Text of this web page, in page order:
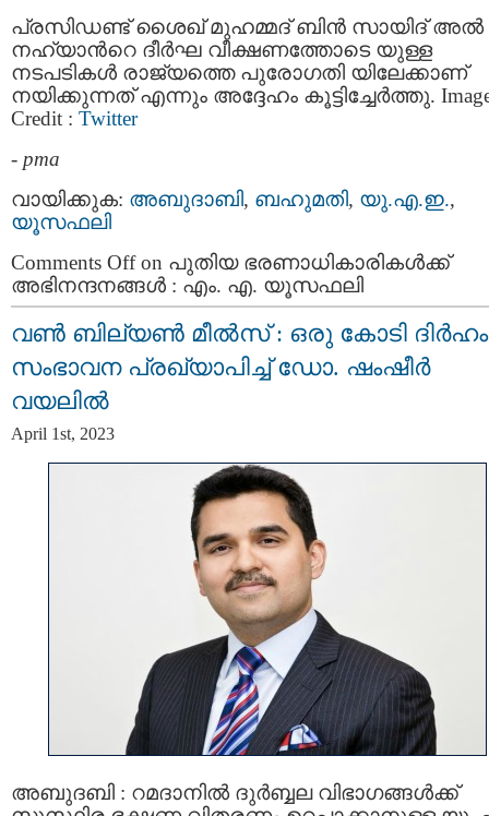
പ്രസിഡണ്ട് ശൈഖ് മുഹമ്മദ് ബിന്‍ സായിദ് അല്‍
നഹ്യാന്‍റെ ദീര്‍ഘ വീക്ഷണത്തോടെ യുള്ള
നടപടികള്‍ രാജ്യത്തെ പുരോഗതി യിലേക്കാണ്
നയിക്കുന്നത് എന്നും അദ്ദേഹം കൂട്ടിച്ചേര്‍ത്തു.
Credit : Twitter
- pma
വായിക്കുക: അബുദാബി, ബഹുമതി, യു.എ.ഇ.,
യൂസഫലി
Comments Offon പുതിയ ഭരണാധികാരികള്‍ക്ക്
അഭിനന്ദനങ്ങള്‍ : എം. എ. യൂസഫലി
വൺ ബില്യൺ മീൽസ് : ഒരു കോടി ദിർഹം
സംഭാവന പ്രഖ്യാപിച്ച് ഡോ. ഷംഷീർ
വയലിൽ
April 1st, 2023
അബുദബി : റമദാനിൽ ദുർബ്ബല വിഭാഗങ്ങൾക്ക്